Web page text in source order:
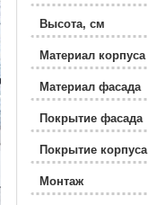
Высота, см
Материал корпуса
Материал фасада
Покрытие фасада
Покрытие корпуса
Монтаж